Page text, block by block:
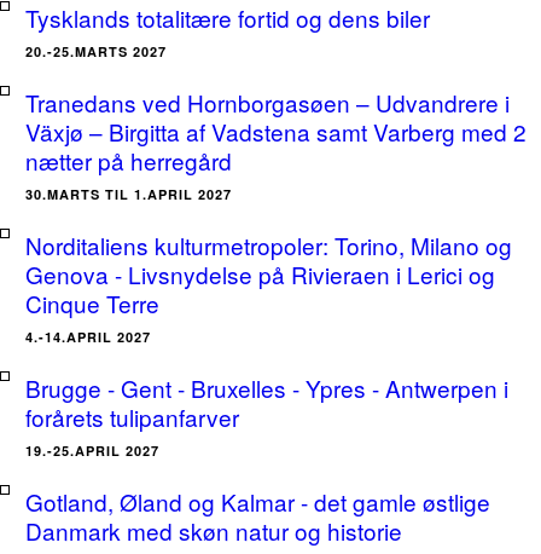
Tysklands totalitære fortid og dens biler
20.-25.MARTS 2027
Tranedans ved Hornborgasøen – Udvandrere i
Växjø – Birgitta af Vadstena samt Varberg med 2
nætter på herregård
30.MARTS TIL 1.APRIL 2027
Norditaliens kulturmetropoler: Torino, Milano og
Genova - Livsnydelse på Rivieraen i Lerici og
Cinque Terre
4.-14.APRIL 2027
Brugge - Gent - Bruxelles - Ypres - Antwerpen i
forårets tulipanfarver
19.-25.APRIL 2027
Gotland, Øland og Kalmar - det gamle østlige
Danmark med skøn natur og historie